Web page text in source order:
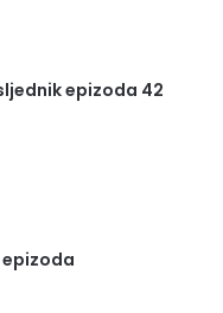
epizoda 42